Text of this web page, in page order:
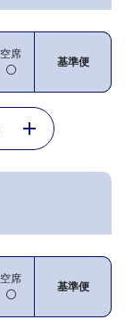
空席
基準便
空席
基準便